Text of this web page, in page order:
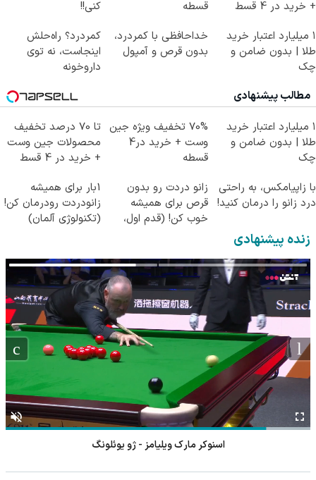
+ خرید در 4 قسط قسطه
کنی!!
۱ میلیارد اعتبار خرید
طلا | بدون ضامن و
چک
خداحافظی با کمردرد،
بدون قرص و آمپول
کمردرد؟ راه‌حلش
اینجاست، نه توی
داروخونه
مطالب پیشنهادی
۱ میلیارد اعتبار خرید
طلا | بدون ضامن و
چک
70% تخفیف ویژه جین
وست + خرید در4
قسطه
تا 70 درصد تخفیف
محصولات جین وست
+ خرید در 4 قسط
با زاپیامکس، به راحتی
درد زانو را درمان کنید!
زانو دردت رو بدون
قرص برای همیشه
خوب کن! (قدم اول،
1بار برای همیشه
زانودردت رودرمان کن!
(تکنولوژی آلمان)
زنده پیشنهادی
اسنوکر مارک ویلیامز - ژو یوئلونگ